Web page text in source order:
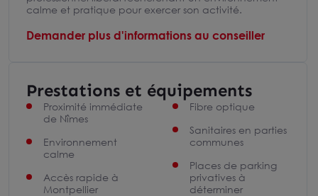
calme et pratique pour exercer son activité.
Demander plus d'informations au conseiller
Prestations et équipements
Proximité immédiate
de Nîmes
Environnement
calme
Accès rapide à
Montpellier
Fibre optique
Sanitaires en parties
communes
Places de parking
privatives à
déterminer